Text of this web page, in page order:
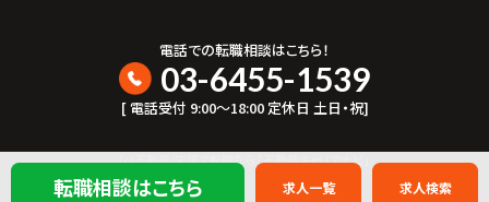
転職相談はこちら 求人一覧 求人検索
電話での転職相談はこちら！
03-6455-1539
[ 電話受付 9:00〜18:00 定休日 土日・祝]
(c)不動産/宅建で転職なら「不動産キャリアナビ」